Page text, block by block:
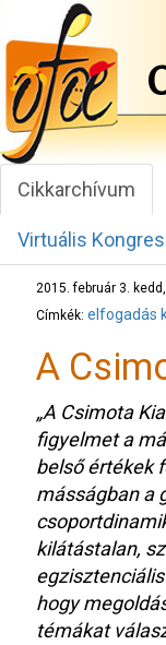
Cikkarchívum
Virtuális
2015. február 3.
Címkék: elfogadás
A
„A Csimota
figyelmet a
belső értékek
másságban a
kilátástalan,
hogy
témákat